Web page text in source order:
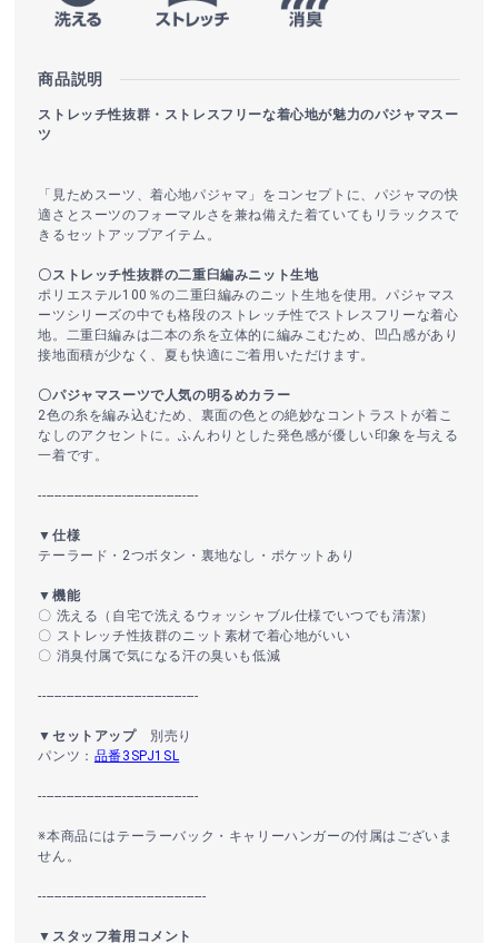
商品説明
ストレッチ性抜群・ストレスフリーな着心地が魅力のパジャマスー
ツ
「見ためスーツ、着心地パジャマ」をコンセプトに、パジャマの快
適さとスーツのフォーマルさを兼ね備えた着ていてもリラックスで
きるセットアップアイテム。
〇ストレッチ性抜群の二重臼編みニット生地
ポリエステル100％の二重臼編みのニット生地を使用。パジャマス
ーツシリーズの中でも格段のストレッチ性でストレスフリーな着心
地。二重臼編みは二本の糸を立体的に編みこむため、凹凸感があり
接地面積が少なく、夏も快適にご着用いただけます。
〇パジャマスーツで人気の明るめカラー
2色の糸を編み込むため、裏面の色との絶妙なコントラストが着こ
なしのアクセントに。ふんわりとした発色感が優しい印象を与える
一着です。
----------------------------------------
▼仕様
テーラード・2つボタン・裏地なし・ポケットあり
▼機能
〇 洗える（自宅で洗えるウォッシャブル仕様でいつでも清潔）
〇 ストレッチ性抜群のニット素材で着心地がいい
〇 消臭付属で気になる汗の臭いも低減
----------------------------------------
▼セットアップ別売り
パンツ： 品番3SPJ1SL
----------------------------------------
※本商品にはテーラーバック・キャリーハンガーの付属はございま
せん。
------------------------------------------
▼スタッフ着用コメント